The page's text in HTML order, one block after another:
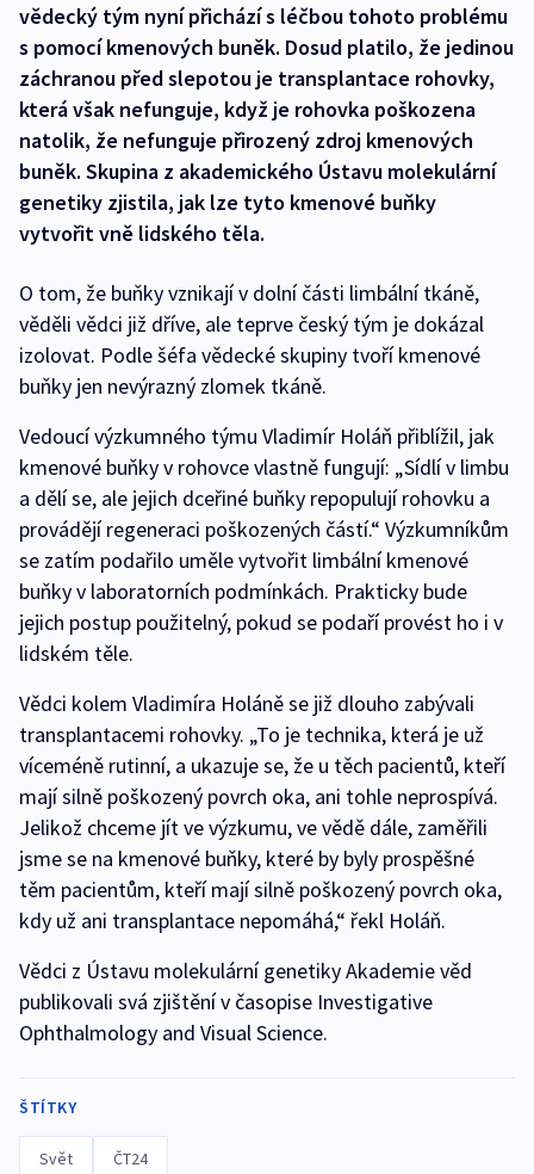
vědecký tým nyní přichází s léčbou tohoto problému
s pomocí kmenových buněk. Dosud platilo, že jedinou
záchranou před slepotou je transplantace rohovky,
která však nefunguje, když je rohovka poškozena
natolik, že nefunguje přirozený zdroj kmenových
buněk. Skupina z akademického Ústavu molekulární
genetiky zjistila, jak lze tyto kmenové buňky
vytvořit vně lidského těla.
O tom, že buňky vznikají v dolní části limbální tkáně,
věděli vědci již dříve, ale teprve český tým je dokázal
izolovat. Podle šéfa vědecké skupiny tvoří kmenové
buňky jen nevýrazný zlomek tkáně.
Vedoucí výzkumného týmu Vladimír Holáň přiblížil, jak
kmenové buňky v rohovce vlastně fungují: „Sídlí v limbu
a dělí se, ale jejich dceřiné buňky repopulují rohovku a
provádějí regeneraci poškozených částí.“ Výzkumníkům
se zatím podařilo uměle vytvořit limbální kmenové
buňky v laboratorních podmínkách. Prakticky bude
jejich postup použitelný, pokud se podaří provést ho i v
lidském těle.
Vědci kolem Vladimíra Holáně se již dlouho zabývali
transplantacemi rohovky. „To je technika, která je už
víceméně rutinní, a ukazuje se, že u těch pacientů, kteří
mají silně poškozený povrch oka, ani tohle neprospívá.
Jelikož chceme jít ve výzkumu, ve vědě dále, zaměřili
jsme se na kmenové buňky, které by byly prospěšné
těm pacientům, kteří mají silně poškozený povrch oka,
kdy už ani transplantace nepomáhá,“ řekl Holáň.
Vědci z Ústavu molekulární genetiky Akademie věd
publikovali svá zjištění v časopise Investigative
Ophthalmology and Visual Science.
ŠTÍTKY
Svět ČT24